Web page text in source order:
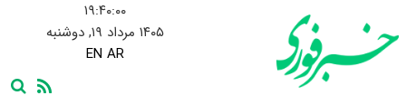
۱۹:۴۰:۰۰
۱۴۰۵ مرداد ۱۹, دوشنبه
EN AR